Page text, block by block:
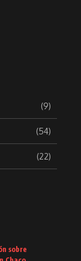
(9)
(54)
(22)
sobre